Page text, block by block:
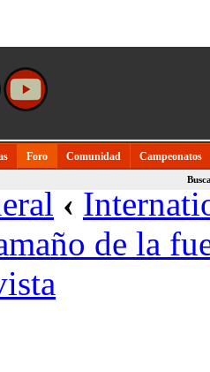
Foro Comunidad Campeonatos
‹
de la